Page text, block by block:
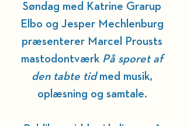
Søndag med Katrine Grarup
Elbo og Jesper Mechlenburg
præsenterer Marcel Prousts
mastodontværk På sporet af
den tabte tid med musik,
oplæsning og samtale.